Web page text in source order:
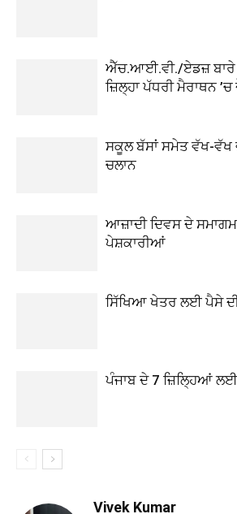
ਐੱਚ.ਆਈ.ਵੀ./ਏਡਜ਼ ਬਾਰੇ
ਜ਼ਿਲ੍ਹਾ ਪੱਧਰੀ ਮੈਰਾਥਨ
ਸਕੂਲ ਬੱਸਾਂ ਸਮੇਤ ਵੱਖ-ਵੱਖ
ਚਲਾਨ
ਆਜ਼ਾਦੀ ਦਿਵਸ ਦੇ
ਪੇਸ਼ਕਾਰੀਆਂ
ਸਿੱਖਿਆ ਖੇਤਰ ਲਈ ਪੈਸੇ
ਪੰਜਾਬ ਦੇ 7 ਜ਼ਿਲ੍ਹਿਆਂ
Vivek Kumar